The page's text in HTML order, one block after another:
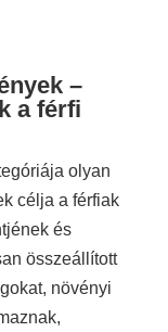
–
a férfi
olyan
célja a férfiak
és
összeállított
növényi